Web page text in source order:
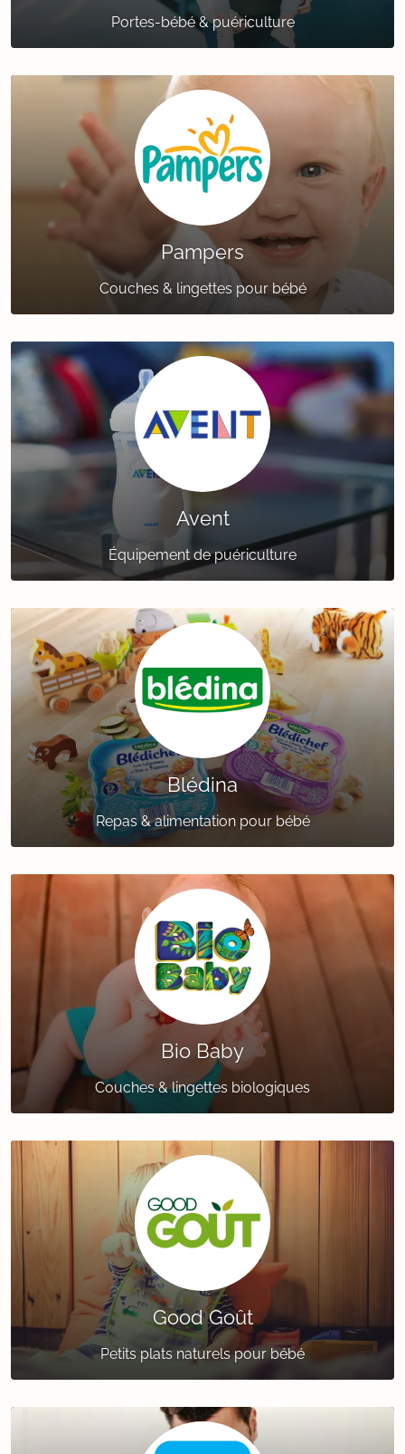
Portes-bébé & puériculture
Pampers
Couches & lingettes pour bébé
Avent
Équipement de puériculture
Blédina
Repas & alimentation pour bébé
Bio Baby
Couches & lingettes biologiques
Good Goût
Petits plats naturels pour bébé